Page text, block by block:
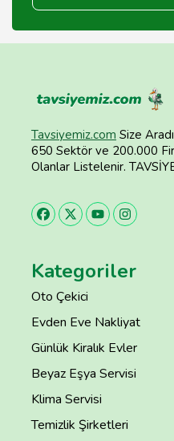
Tavsiyemiz.com Size
650 Sektör ve 200.000
Olanlar Listelenir.
Kategoriler
Oto Çekici
Evden Eve Nakliyat
Günlük Kiralık Evler
Beyaz Eşya Servisi
Klima Servisi
Temizlik Şirketleri